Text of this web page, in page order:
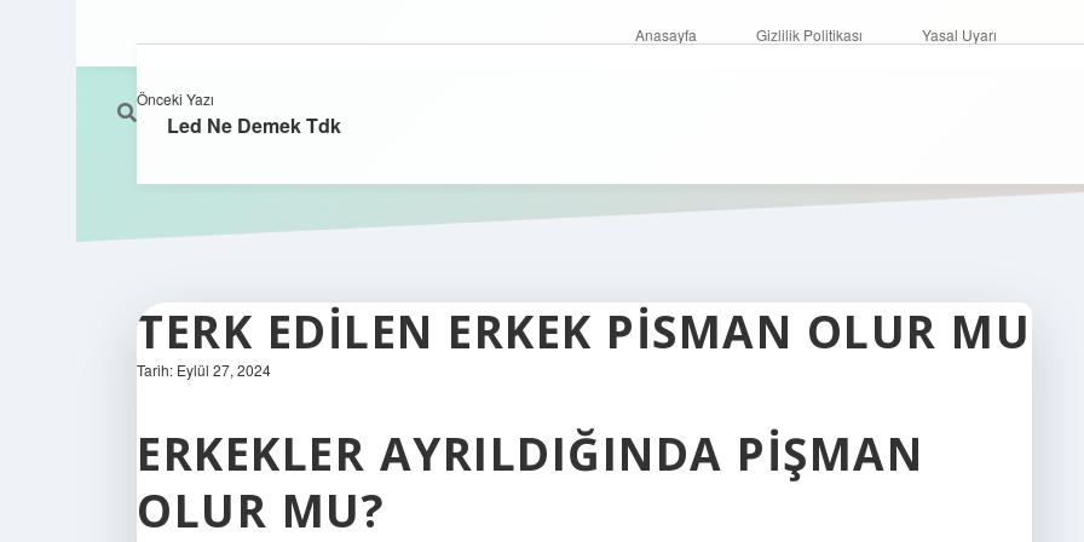
Anasayfa Gizlilik Politikası Yasal Uyarı
TERK EDILEN ERKEK PISMAN OLUR MU
Tarih: Eylül 27, 2024
ERKEKLER AYRILDIĞINDA PIŞMAN
OLUR MU?
Önceki Yazı
Led Ne Demek Tdk